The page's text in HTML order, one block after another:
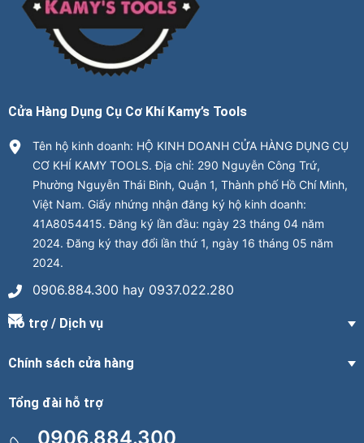
Cửa Hàng Dụng Cụ Cơ Khí Kamy’s Tools
Tên hộ kinh doanh: HỘ KINH DOANH CỬA HÀNG DỤNG CỤ
CƠ KHÍ KAMY TOOLS. Địa chỉ: 290 Nguyễn Công Trứ,
Phường Nguyễn Thái Bình, Quận 1, Thành phố Hồ Chí Minh,
Việt Nam. Giấy nhứng nhận đăng ký hộ kinh doanh:
41A8054415. Đăng ký lần đầu: ngày 23 tháng 04 năm
2024. Đăng ký thay đổi lần thứ 1, ngày 16 tháng 05 năm
2024.
0906.884.300 hay 0937.022.280
Hỗ trợ / Dịch vụ
Chính sách cửa hàng
Tổng đài hỗ trợ
0906.884.300